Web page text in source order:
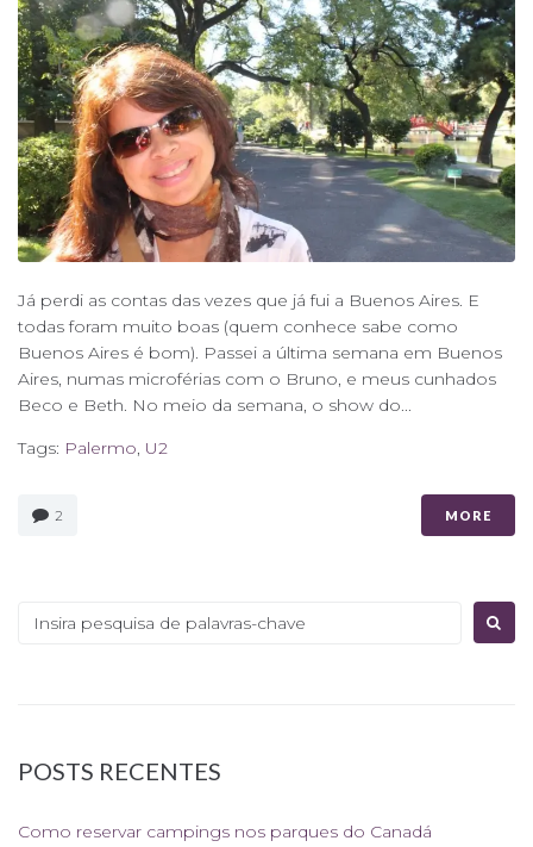
Já perdi as contas das vezes que já fui a Buenos Aires. E
todas foram muito boas (quem conhece sabe como
Buenos Aires é bom). Passei a última semana em Buenos
Aires, numas microférias com o Bruno, e meus cunhados
Beco e Beth. No meio da semana, o show do...
Tags: Palermo, U2
2 MORE
Procurar:
POSTS RECENTES
Como reservar campings nos parques do Canadá